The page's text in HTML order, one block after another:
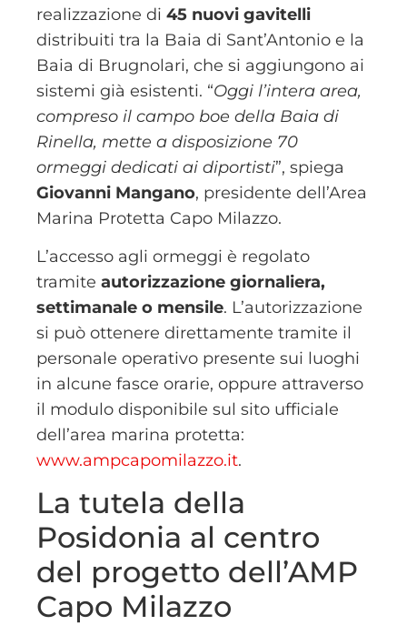
realizzazione di 45 nuovi gavitelli
distribuiti tra la Baia di Sant’Antonio e la
Baia di Brugnolari, che si aggiungono ai
sistemi già esistenti. “Oggi l’intera area,
compreso il campo boe della Baia di
Rinella, mette a disposizione 70
ormeggi dedicati ai diportisti”, spiega
Giovanni Mangano, presidente dell’Area
Marina Protetta Capo Milazzo.
L’accesso agli ormeggi è regolato
tramite autorizzazione giornaliera,
settimanale o mensile. L’autorizzazione
si può ottenere direttamente tramite il
personale operativo presente sui luoghi
in alcune fasce orarie, oppure attraverso
il modulo disponibile sul sito ufficiale
dell’area marina protetta:
www.ampcapomilazzo.it.
La tutela della
Posidonia al centro
del progetto dell’AMP
Capo Milazzo